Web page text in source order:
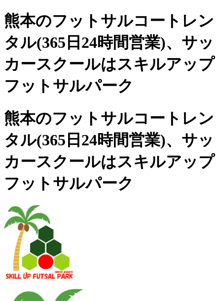
熊本のフットサルコートレン
タル(365日24時間営業)、 サッ
カースクールはスキルアップ
フットサルパーク
熊本のフットサルコートレン
タル(365日24時間営業)、サッ
カースクールはスキルアップ
フットサルパーク